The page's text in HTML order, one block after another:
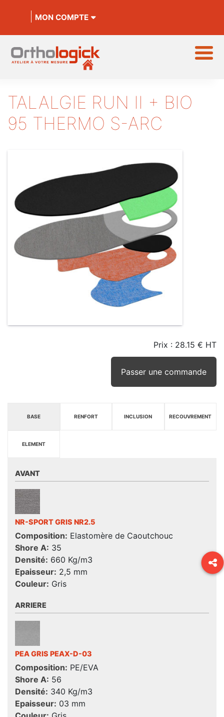
MON COMPTE
TALALGIE RUN II + BIO
95 THERMO S-ARC
STOCK
Prix : 28.15 € HT
Passer une commande
BASE RENFORT INCLUSION RECOUVREMENT
ELEMENT
AVANT
NR-SPORT GRIS NR2.5
Composition: Elastomère de Caoutchouc
Shore A: 35
Densité: 660 Kg/m3
Epaisseur: 2,5 mm
Couleur: Gris
ARRIERE
PEA GRIS PEAX-D-03
Composition: PE/EVA
Shore A: 56
Densité: 340 Kg/m3
Epaisseur: 03 mm